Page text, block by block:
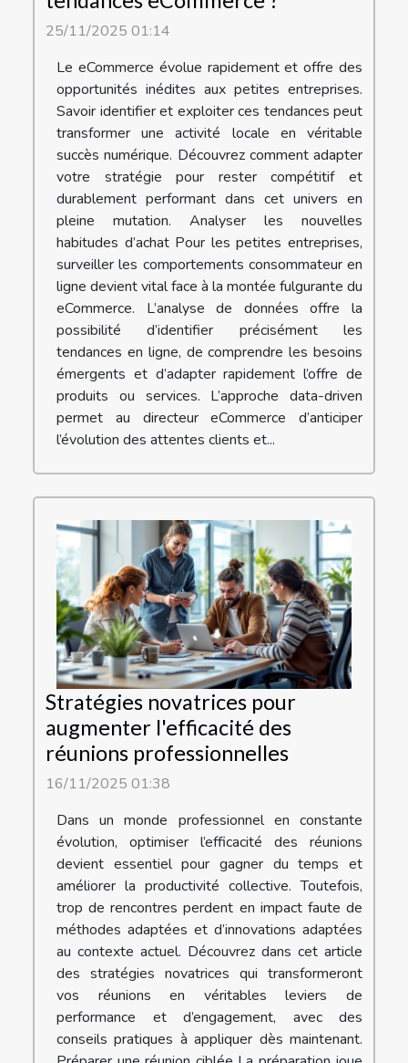
25/11/2025 01:14
Le eCommerce évolue rapidement et offre des
opportunités inédites aux petites entreprises.
Savoir identifier et exploiter ces tendances peut
transformer une activité locale en véritable
succès numérique. Découvrez comment adapter
votre stratégie pour rester compétitif et
durablement performant dans cet univers en
pleine mutation. Analyser les nouvelles
habitudes d’achat Pour les petites entreprises,
surveiller les comportements consommateur en
ligne devient vital face à la montée fulgurante du
eCommerce. L’analyse de données offre la
possibilité d’identifier précisément les
tendances en ligne, de comprendre les besoins
émergents et d’adapter rapidement l’offre de
produits ou services. L’approche data-driven
permet au directeur eCommerce d’anticiper
l’évolution des attentes clients et...
Stratégies novatrices pour
augmenter l'efficacité des
réunions professionnelles
16/11/2025 01:38
Dans un monde professionnel en constante
évolution, optimiser l’efficacité des réunions
devient essentiel pour gagner du temps et
améliorer la productivité collective. Toutefois,
trop de rencontres perdent en impact faute de
méthodes adaptées et d’innovations adaptées
au contexte actuel. Découvrez dans cet article
des stratégies novatrices qui transformeront
vos réunions en véritables leviers de
performance et d’engagement, avec des
conseils pratiques à appliquer dès maintenant.